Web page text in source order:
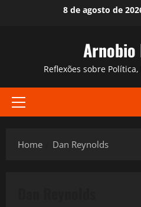
8 de agosto de
Arnobio
Reflexões sobre
Primary
Home Dan Reynolds